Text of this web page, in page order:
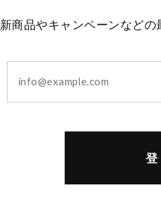
新商品やキャンペーンなど